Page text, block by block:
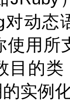
对动态
使用所
目的类
实例